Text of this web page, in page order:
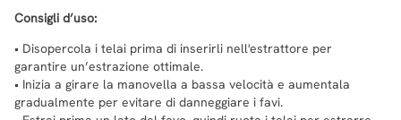
Consigli d’uso:
• Disopercola i telai prima di inserirli nell'estrattore per
garantire un’estrazione ottimale.
• Inizia a girare la manovella a bassa velocità e aumentala
gradualmente per evitare di danneggiare i favi.